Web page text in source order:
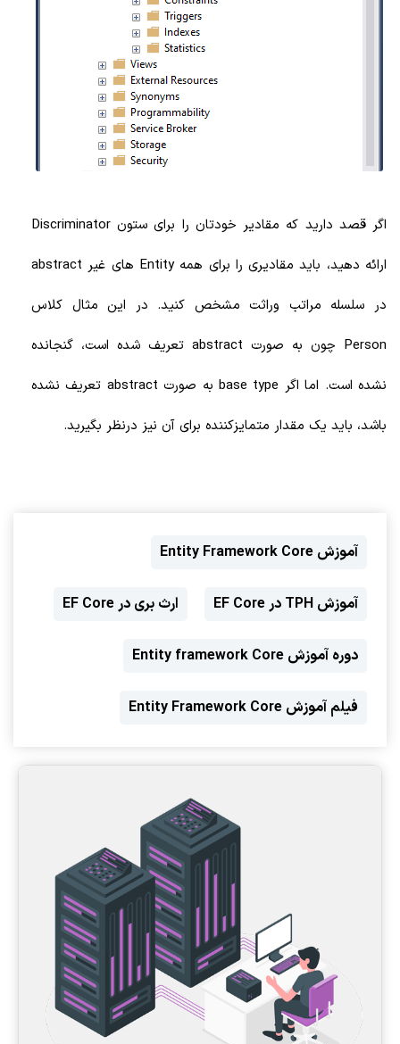
اگر قصد دارید که مقادیر خودتان را برای ستون Discriminator
ارائه دهید، باید مقادیری را برای همه Entity های غیر abstract
در سلسله مراتب وراثت مشخص کنید. در این مثال کلاس
Person چون به صورت abstract تعریف شده است، گنجانده
نشده است. اما اگر base type به صورت abstract تعریف نشده
باشد، باید یک مقدار متمایزکننده برای آن نیز درنظر بگیرید.
آموزش Entity Framework Core
آموزش TPH در EF Core ارث بری در EF Core
دوره آموزش Entity framework Core
فیلم آموزش Entity Framework Core